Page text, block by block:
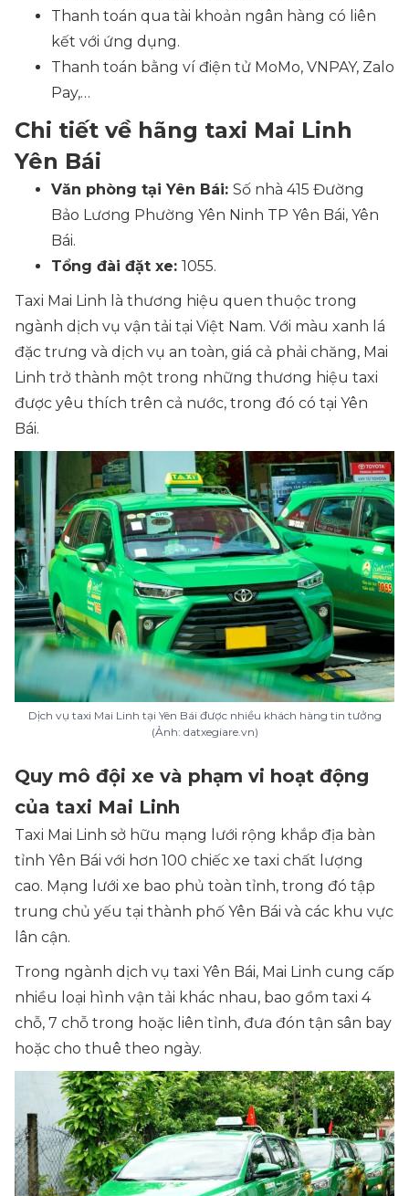
Thanh toán qua tài khoản ngân hàng có liên
kết với ứng dụng.
Thanh toán bằng ví điện tử MoMo, VNPAY, Zalo
Pay,…
Chi tiết về hãng taxi Mai Linh
Yên Bái
Văn phòng tại Yên Bái: Số nhà 415 Đường
Bảo Lương Phường Yên Ninh TP Yên Bái, Yên
Bái.
Tổng đài đặt xe: 1055.
Taxi Mai Linh là thương hiệu quen thuộc trong
ngành dịch vụ vận tải tại Việt Nam. Với màu xanh lá
đặc trưng và dịch vụ an toàn, giá cả phải chăng, Mai
Linh trở thành một trong những thương hiệu taxi
được yêu thích trên cả nước, trong đó có tại Yên
Bái.
Dịch vụ taxi Mai Linh tại Yên Bái được nhiều khách hàng tin tưởng
(Ảnh: datxegiare.vn)
Quy mô đội xe và phạm vi hoạt động
của taxi Mai Linh
Taxi Mai Linh sở hữu mạng lưới rộng khắp địa bàn
tỉnh Yên Bái với hơn 100 chiếc xe taxi chất lượng
cao. Mạng lưới xe bao phủ toàn tỉnh, trong đó tập
trung chủ yếu tại thành phố Yên Bái và các khu vực
lân cận.
Trong ngành dịch vụ taxi Yên Bái, Mai Linh cung cấp
nhiều loại hình vận tải khác nhau, bao gồm taxi 4
chỗ, 7 chỗ trong hoặc liên tỉnh, đưa đón tận sân bay
hoặc cho thuê theo ngày.